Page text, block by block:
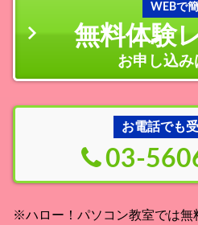
WEBで
無料体験
お申し込み
お電話でも
03-
※ハロー！パソコン教室では無